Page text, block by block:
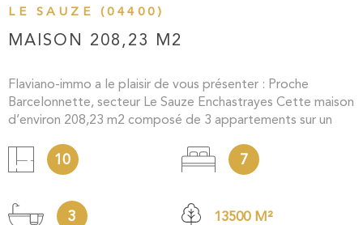
LE SAUZE (04400)
MAISON 208,23 M2
Flaviano-immo a le plaisir de vous présenter : Proche
Barcelonnette, secteur Le Sauze Enchastrayes Cette maison
d’environ 208,23 m2 composé de 3 appartements sur un
montagnes. Situé à 5 min de Barcelonnette et 5 min de la
station de ski du Sauze Ce bien est composé comme suit :
premier étage : un appartement de type T4 de 69 m2, au
10 7
3 13500 M²